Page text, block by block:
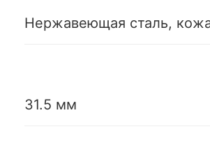
Нержавеющая сталь,
31.5 мм